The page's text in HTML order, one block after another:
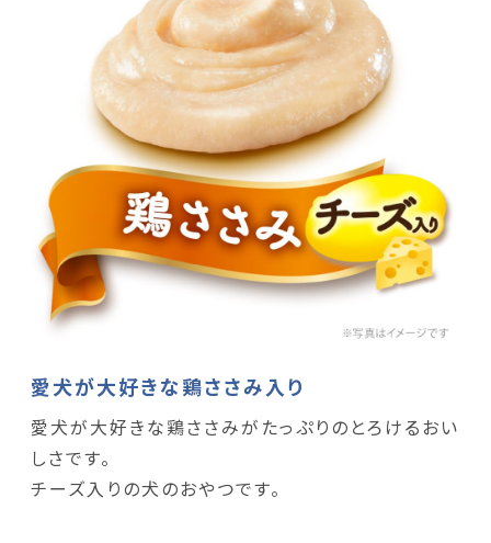
愛犬が大好きな鶏ささみ入り
愛犬が大好きな鶏ささみがたっぷりのとろけるおい
しさです。
チーズ入りの犬のおやつです。